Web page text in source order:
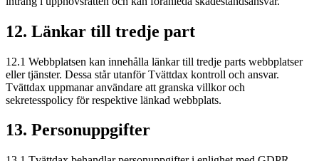
12. Länkar till tredje part
12.1 Webbplatsen kan innehålla länkar till tredje parts webbplatser
eller tjänster. Dessa står utanför Tvättdax kontroll och ansvar.
Tvättdax uppmanar användare att granska villkor och
sekretesspolicy för respektive länkad webbplats.
13. Personuppgifter